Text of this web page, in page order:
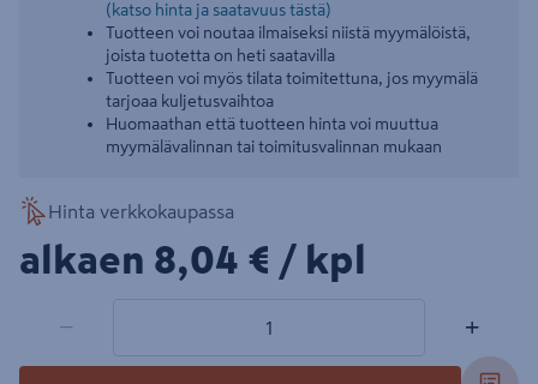
(katso hinta ja saatavuus tästä)
Tuotteen voi noutaa ilmaiseksi niistä myymälöistä,
joista tuotetta on heti saatavilla
Tuotteen voi myös tilata toimitettuna, jos myymälä
tarjoaa kuljetusvaihtoa
Huomaathan että tuotteen hinta voi muuttua
myymälävalinnan tai toimitusvalinnan mukaan
Hinta verkkokaupassa
alkaen 8,04€/kpl
8,04 € / kpl
− +